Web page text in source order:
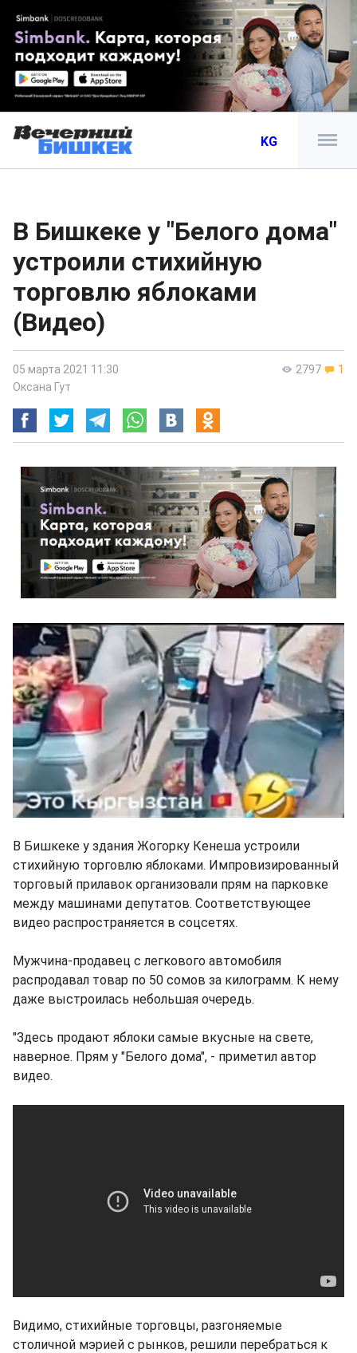
KG
В Бишкеке у "Белого дома"
устроили стихийную
торговлю яблоками
(Видео)
2797 1
05 марта 2021 11:30
Оксана Гут
В Бишкеке у здания Жогорку Кенеша устроили
стихийную торговлю яблоками. Импровизированный
торговый прилавок организовали прям на парковке
между машинами депутатов. Соответствующее
видео распространяется в соцсетях.
Мужчина-продавец с легкового автомобиля
распродавал товар по 50 сомов за килограмм. К нему
даже выстроилась небольшая очередь.
"Здесь продают яблоки самые вкусные на свете,
наверное. Прям у "Белого дома", - приметил автор
видео.
Видимо, стихийные торговцы, разгоняемые
столичной мэрией с рынков, решили перебраться к